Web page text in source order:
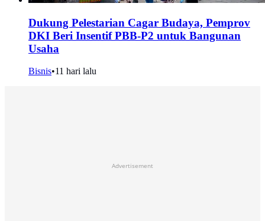
Dukung Pelestarian Cagar Budaya, Pemprov
DKI Beri Insentif PBB-P2 untuk Bangunan
Usaha
Bisnis•11 hari lalu
Advertisement